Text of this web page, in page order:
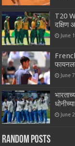
T20
दक्षिण
June
June
June
Random Posts